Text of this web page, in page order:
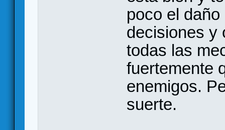
poco el
decisiones y
todas las
fuertemente
enemigos.
suerte.